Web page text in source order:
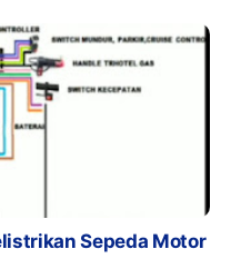
Sepeda Motor